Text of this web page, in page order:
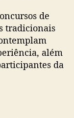
de
tradicionais
além
da